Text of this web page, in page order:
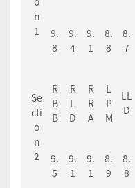
n
1
9.
8
9.
4
9.
1
8.
8
8.
7
Se
cti
o
n
2
R
B
B
R
L
D
R
R
A
L
P
M
LL
D
9.
5
9.
1
9.
1
8.
9
8.
8